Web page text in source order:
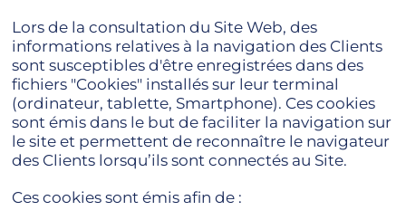
Lors de la consultation du Site Web, des
informations relatives à la navigation des Clients
sont susceptibles d'être enregistrées dans des
fichiers "Cookies" installés sur leur terminal
(ordinateur, tablette, Smartphone). Ces cookies
sont émis dans le but de faciliter la navigation sur
le site et permettent de reconnaître le navigateur
des Clients lorsqu’ils sont connectés au Site.
Ces cookies sont émis afin de :